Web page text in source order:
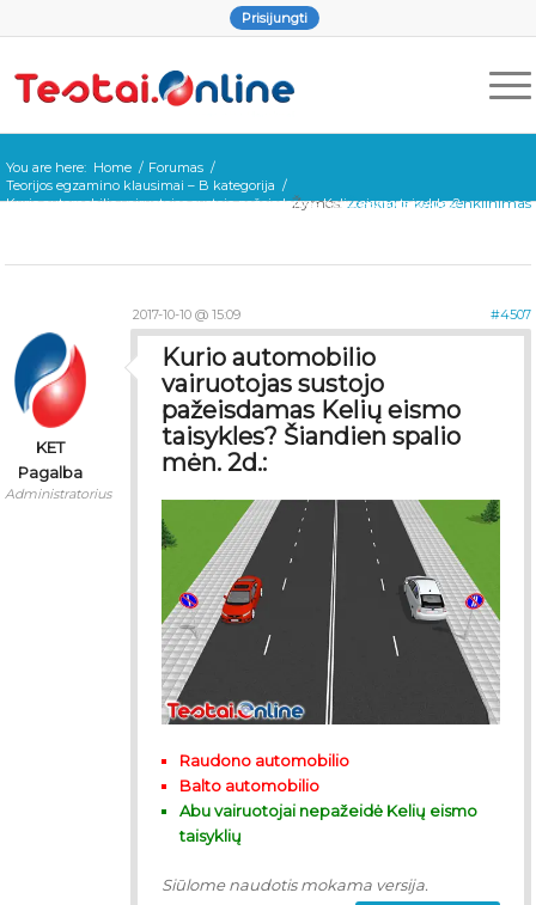
Prisijungti
You are here: Home / Forumas /
Teorijos egzamino klausimai – B kategorija /
Kurio automobilio vairuotojas sustojo pažeisdamas Kelių eismo taisykles?
Žymos:Ženklai ir kelio ženklinimas
2017-10-10 @ 15:09 #4507
KET
Pagalba
Administratorius
Kurio automobilio
vairuotojas sustojo
pažeisdamas Kelių eismo
taisykles? Šiandien spalio
mėn. 2d.:
Raudono automobilio
Balto automobilio
Abu vairuotojai nepažeidė Kelių eismo
taisyklių
Siūlome naudotis mokama versija.